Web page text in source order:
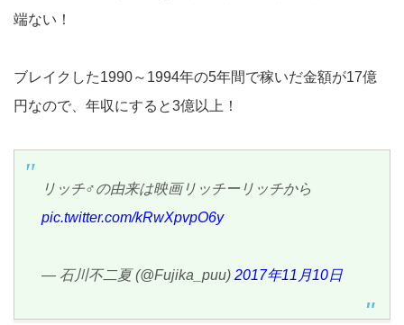
端ない！
ブレイクした1990～1994年の5年間で稼いだ金額が17億
円なので、年収にすると3億以上！
リッチ♂の由来は映画リッチーリッチから
pic.twitter.com/kRwXpvpO6y
— 石川不二夏 (@Fujika_puu) 2017年11月10日